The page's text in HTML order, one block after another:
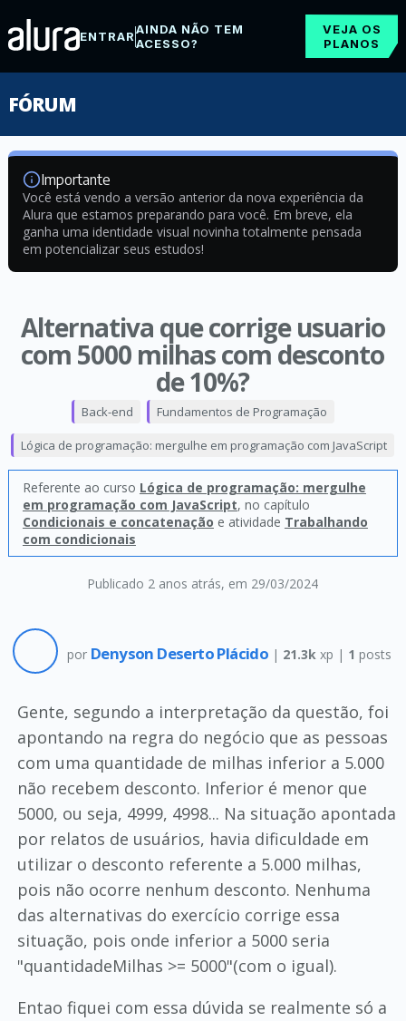
ENTRARAINDA NÃO TEM
ACESSO?
VEJA OS
PLANOS
FÓRUM
Importante
Você está vendo a versão anterior da nova experiência da
Alura que estamos preparando para você. Em breve, ela
ganha uma identidade visual novinha totalmente pensada
em potencializar seus estudos!
Alternativa que corrige usuario
com 5000 milhas com desconto
de 10%?
Publicado 2 anos atrás, em 29/03/2024
Back-end Fundamentos de Programação
Lógica de programação: mergulhe em programação com JavaScript
Referente ao curso Lógica de programação: mergulhe
em programação com JavaScript, no capítulo
Condicionais e concatenação e atividade Trabalhando
com condicionais
por Denyson Deserto Plácido | 21.3k xp | 1 posts
Gente, segundo a interpretação da questão, foi
apontando na regra do negócio que as pessoas
com uma quantidade de milhas inferior a 5.000
não recebem desconto. Inferior é menor que
5000, ou seja, 4999, 4998... Na situação apontada
por relatos de usuários, havia dificuldade em
utilizar o desconto referente a 5.000 milhas,
pois não ocorre nenhum desconto. Nenhuma
das alternativas do exercício corrige essa
situação, pois onde inferior a 5000 seria
"quantidadeMilhas >= 5000"(com o igual).
Entao fiquei com essa dúvida se realmente só a